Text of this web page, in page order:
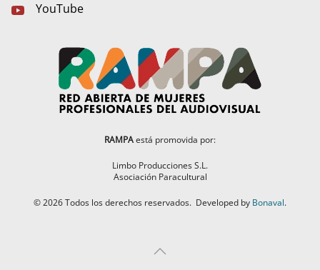
YouTube
RAMPAestá promovida por:
Limbo Producciones S.L.
Asociación Paracultural
©2026Todos los derechos reservados. Developed by Bonaval.